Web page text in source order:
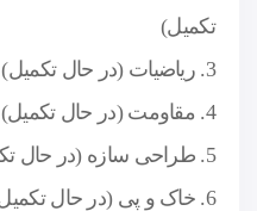
تکمیل)
3. ریاضیات (در حال تکمیل)
4. مقاومت (در حال تکمیل)
5. طراحی سازه (در حال تکمیل)
6. خاک و پی (در حال تکمیل)